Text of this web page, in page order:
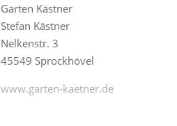
Garten Kästner
Stefan Kästner
Nelkenstr. 3
45549 Sprockhövel
www.garten-kaetner.de